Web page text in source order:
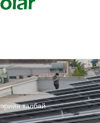
талбай